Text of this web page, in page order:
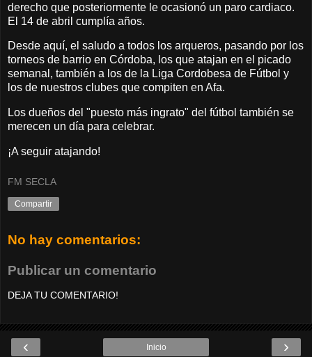
derecho que posteriormente le ocasionó un paro cardiaco.
El 14 de abril cumplía años.
Desde aquí, el saludo a todos los arqueros, pasando por los
torneos de barrio en Córdoba, los que atajan en el picado
semanal, también a los de la Liga Cordobesa de Fútbol y
los de nuestros clubes que compiten en Afa.
Los dueños del "puesto más ingrato" del fútbol también se
merecen un día para celebrar.
¡A seguir atajando!
FM SECLA
Compartir
No hay comentarios:
Publicar un comentario
DEJA TU COMENTARIO!
‹ ›
Inicio